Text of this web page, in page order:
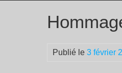
Publié le 3 février